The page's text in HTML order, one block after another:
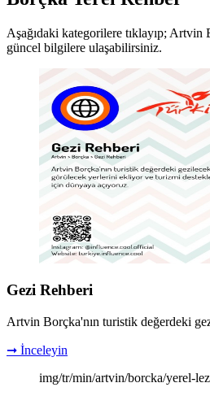
Aşağıdaki kategorilere tıklayıp;
güncel bilgilere ulaşabilirsiniz.
Gezi Rehberi
Artvin Borçka'nın turistik değerdeki
➞ İnceleyin
img/tr/min/artvin/borcka/yerel-